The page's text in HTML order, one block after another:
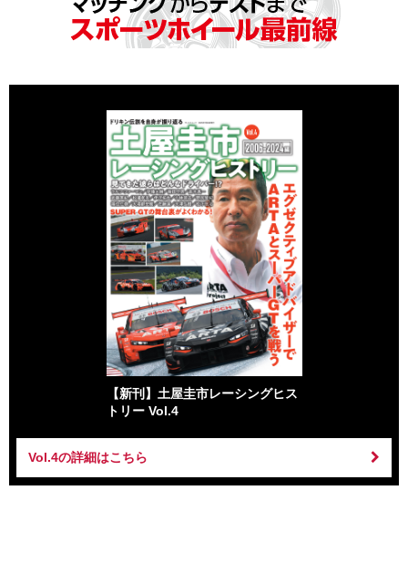
【新刊】土屋圭市レーシングヒス
トリー Vol.4
Vol.4の詳細はこちら